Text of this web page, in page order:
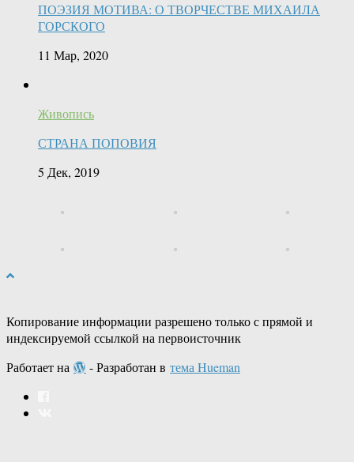
ПОЭЗИЯ МОТИВА: О ТВОРЧЕСТВЕ МИХАИЛА
ГОРСКОГО
11 Мар, 2020
Живопись
СТРАНА ПОПОВИЯ
5 Дек, 2019
Копирование информации разрешено только с прямой и
индексируемой ссылкой на первоисточник
Работает на
- Разработан в тема Hueman